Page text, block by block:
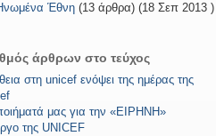
Έθνη (13 άρθρα) (18 Σεπ 2013 )
άρθρων στο τεύχος
στη unicef ενόψει της ημέρας της
μας για την «ΕΙΡΗΝΗ»
της UNICEF